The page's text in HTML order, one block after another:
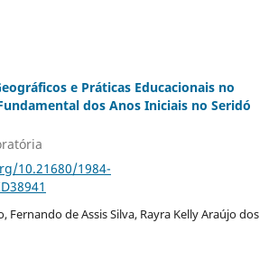
e Práticas Educacionais no
dos Anos Iniciais no Seridó
10.21680/1984-
Fernando de Assis Silva, Rayra Kelly Araújo dos